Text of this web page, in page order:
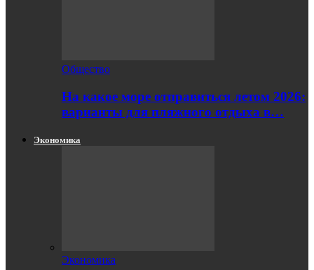
Общество
На какое море отправиться летом 2026:
варианты для пляжного отдыха в…
Экономика
Экономика